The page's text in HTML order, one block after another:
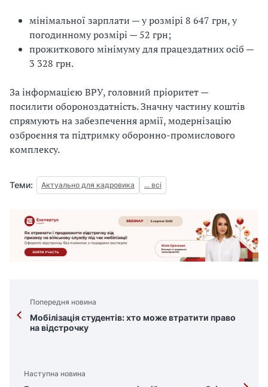
мінімальної зарплати —у розмірі 8 647 грн,у
погодинному розмірі — 52 грн;
прожиткового мінімуму для працездатних осіб —
3 328 грн.
За інформацією ВРУ, головний пріоритет —
посилити обороноздатність. Значну частину коштів
спрямують на забезпечення армії, модернізацію
озброєння та підтримку оборонно-промислового
комплексу.
Теми: Актуально для кадровика ... всі
Попередня новина
Мобілізація студентів: хто може втратити право
на відстрочку
Наступна новина